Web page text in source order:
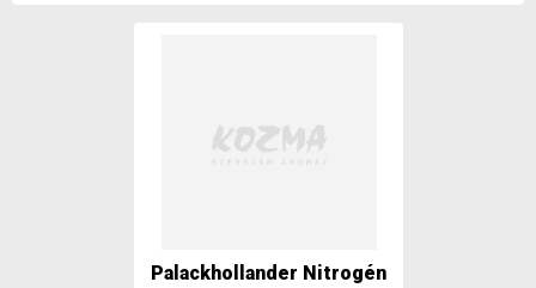
Palackhollander Nitrogén